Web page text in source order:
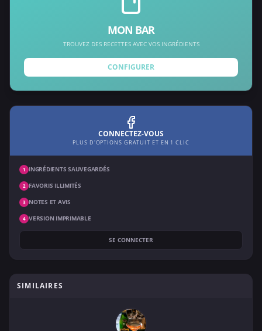
MON BAR
TROUVEZ DES RECETTES AVEC VOS INGRÉDIENTS
CONFIGURER
CONNECTEZ-VOUS
PLUS D'OPTIONS GRATUIT ET EN 1 CLIC
1 INGRÉDIENTS SAUVEGARDÉS
2 FAVORIS ILLIMITÉS
3 NOTES ET AVIS
4 VERSION IMPRIMABLE
SE CONNECTER
SIMILAIRES